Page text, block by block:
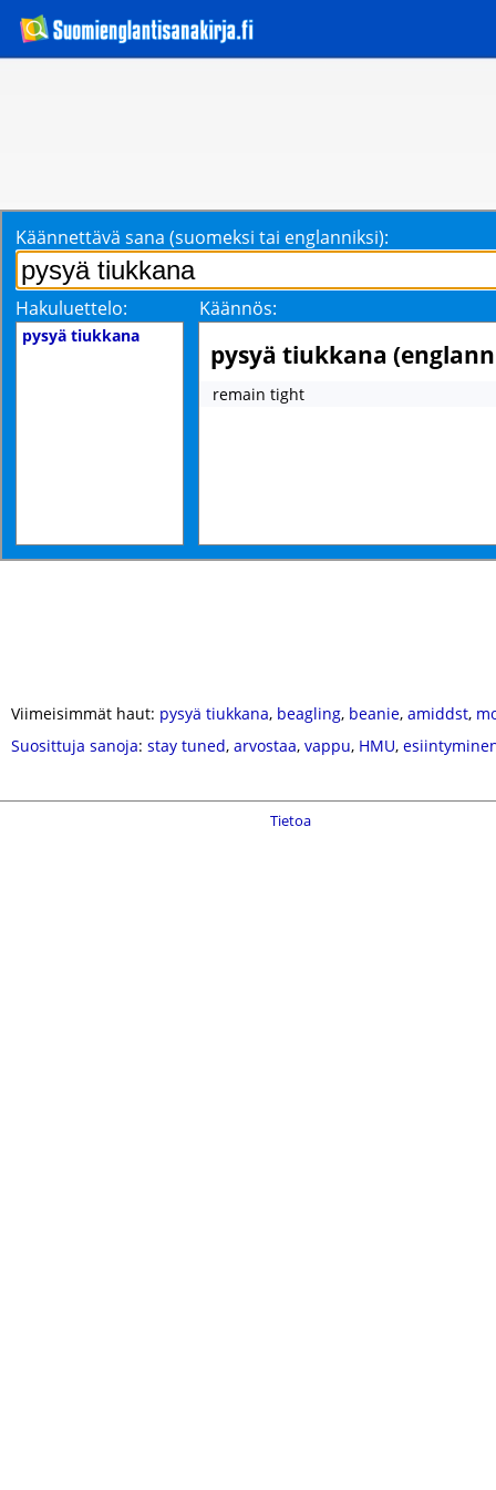
Käännettävä sana (suomeksi tai englanniksi):
Hakuluettelo: Käännös:
pysyä tiukkana
pysyä tiukkana
remain tight
Viimeisimmät haut: pysyä tiukkana, beagling, beanie, amiddst,
Suosittuja sanoja: stay tuned, arvostaa, vappu, HMU,
Tietoa